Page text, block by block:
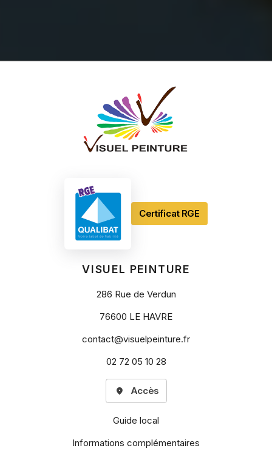
Certificat RGE
VISUEL PEINTURE
286 Rue de Verdun
76600 LE HAVRE
contact@visuelpeinture.fr
02 72 05 10 28
Accès
Guide local
Informations complémentaires